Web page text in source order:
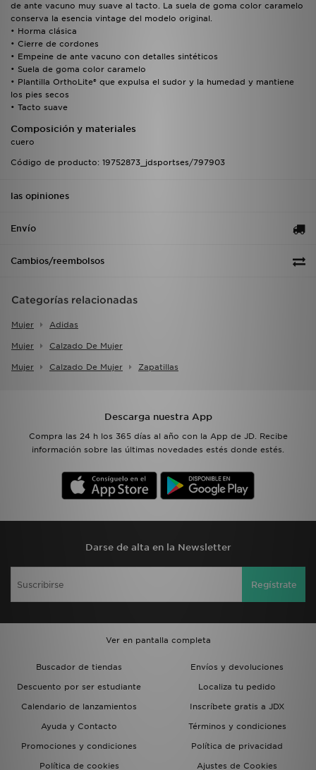
de ante vacuno muy suave al tacto. La suela de goma color caramelo
conserva la esencia vintage del modelo original.
• Horma clásica
• Cierre de cordones
• Empeine de ante vacuno con detalles sintéticos
• Suela de goma color caramelo
• Plantilla OrthoLite® que expulsa el sudor y la humedad y mantiene
los pies secos
• Tacto suave
Composición y materiales
cuero
Código de producto: 19752873_jdsportses/797903
las opiniones
Envío
Cambios/reembolsos
Categorías relacionadas
Mujer Adidas
Mujer Calzado De Mujer
Mujer Calzado De Mujer Zapatillas
Descarga nuestra App
Compra las 24 h los 365 días al año con la App de JD. Recibe
información sobre las últimas novedades estés donde estés.
Darse de alta en la Newsletter
Regístrate
Ver en pantalla completa
Buscador de tiendas
Envíos y devoluciones
Descuento por ser estudiante
Localiza tu pedido
Calendario de lanzamientos
Inscríbete gratis a JDX
Ayuda y Contacto
Términos y condiciones
Promociones y condiciones
Política de privacidad
Política de cookies
Ajustes de Cookies